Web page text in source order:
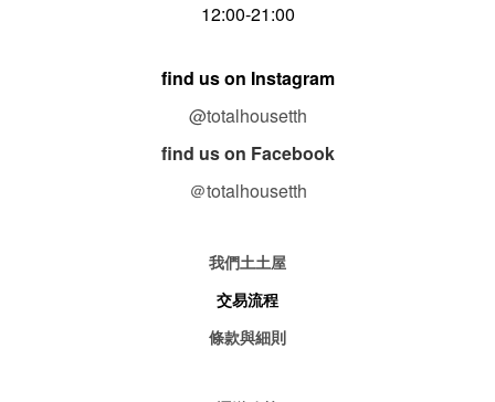
12:00-21:00
find us on Instagram
@totalhousetth
find us on Facebook
＠totalhousetth
我們土土屋
交易流程
條款與細則